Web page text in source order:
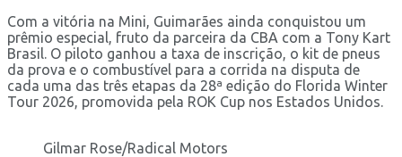
Com a vitória na Mini, Guimarães ainda conquistou um
prêmio especial, fruto da parceira da CBA com a Tony Kart
Brasil. O piloto ganhou a taxa de inscrição, o kit de pneus
da prova e o combustível para a corrida na disputa de
cada uma das três etapas da 28ª edição do Florida Winter
Tour 2026, promovida pela ROK Cup nos Estados Unidos.
Gilmar Rose/Radical Motors